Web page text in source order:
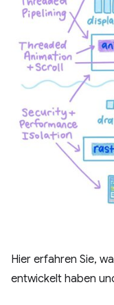
Hier erfahren Sie,
entwickelt haben